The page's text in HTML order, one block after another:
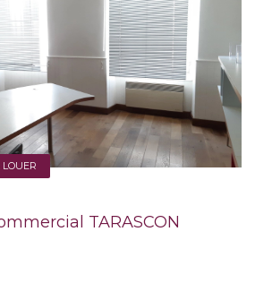
LOUER
TARASCON